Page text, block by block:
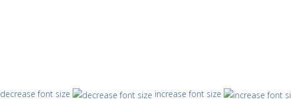
decrease font size
increase font size